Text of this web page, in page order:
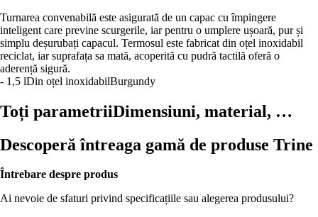
Turnarea convenabilă este asigurată de un capac cu împingere
inteligent care previne scurgerile, iar pentru o umplere ușoară, pur și
simplu deșurubați capacul. Termosul este fabricat din oțel inoxidabil
reciclat, iar suprafața sa mată, acoperită cu pudră tactilă oferă o
aderență sigură.
- 1,5 lDin oțel inoxidabilBurgundy
Toți parametriiDimensiuni, material, …
Descoperă întreaga gamă de produse Trine
Întrebare despre produs
Ai nevoie de sfaturi privind specificațiile sau alegerea produsului?